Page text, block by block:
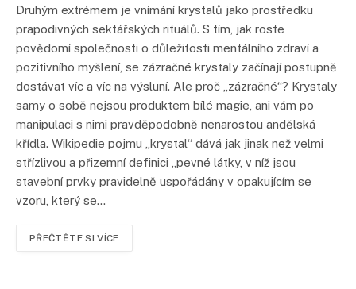
Druhým extrémem je vnímání krystalů jako prostředku
prapodivných sektářských rituálů. S tím, jak roste
povědomí společnosti o důležitosti mentálního zdraví a
pozitivního myšlení, se zázračné krystaly začínají postupně
dostávat víc a víc na výsluní. Ale proč „zázračné“? Krystaly
samy o sobě nejsou produktem bílé magie, ani vám po
manipulaci s nimi pravděpodobně nenarostou andělská
křídla. Wikipedie pojmu „krystal“ dává jak jinak než velmi
střízlivou a přizemní definici „pevné látky, v níž jsou
stavební prvky pravidelně uspořádány v opakujícím se
vzoru, který se…
PŘEČTĚTE SI VÍCE